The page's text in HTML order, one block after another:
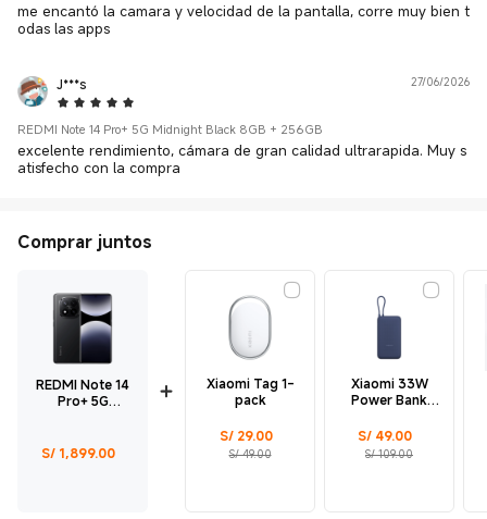
me encantó la camara y velocidad de la pantalla, corre muy bien t
odas las apps
J***s
5 Star
27/06/2026
REDMI Note 14 Pro+ 5G Midnight Black 8GB + 256GB
excelente rendimiento, cámara de gran calidad ultrarapida. Muy s
atisfecho con la compra
Comprar juntos
REDMI Note 14
Pro+ 5G
S/ 1,899.00
Xiaomi Tag 1-
pack
S/ 29.00
Current Price S/ 29
S/ 49.00
Precio de comercialización S/ 49.00
Xiaomi 33W
Power Bank
20000mAh Azul
S/ 49.00
Current Price S/ 49
S/ 109.00
Precio de comercialización S/ 109.00